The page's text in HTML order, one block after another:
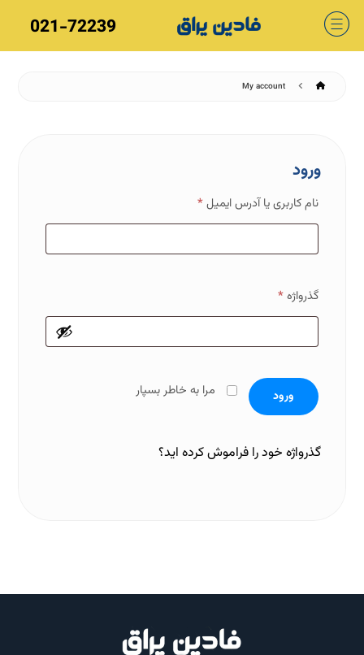
021-72239
My account
ورود
نام کاربری یا آدرس ایمیل*
گذرواژه*
مرا به خاطر بسپار ورود
گذرواژه خود را فراموش کرده اید؟